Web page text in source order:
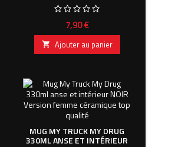
Prix
7,90 €
 Ajouter au panier
MUG MY TRUCK MY DRUG
330ML ANSE ET INTÉRIEUR